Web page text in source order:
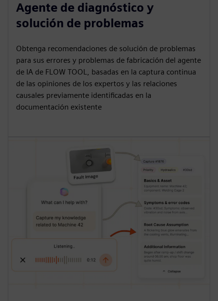
Agente de diagnóstico y
solución de problemas
Obtenga recomendaciones de solución de problemas
para sus errores y problemas de fabricación del agente
de IA de FLOW TOOL, basadas en la captura continua
de las opiniones de los expertos y las relaciones
causales previamente identificadas en la
documentación existente